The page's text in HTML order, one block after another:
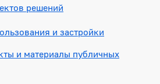
решений
и застройки
и материалы публичных